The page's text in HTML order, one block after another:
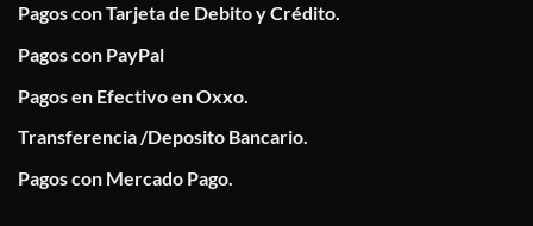
Pagos con Tarjeta de Debito y Crédito.
Pagos con PayPal
Pagos en Efectivo en Oxxo.
Transferencia /Deposito Bancario.
Pagos con Mercado Pago.